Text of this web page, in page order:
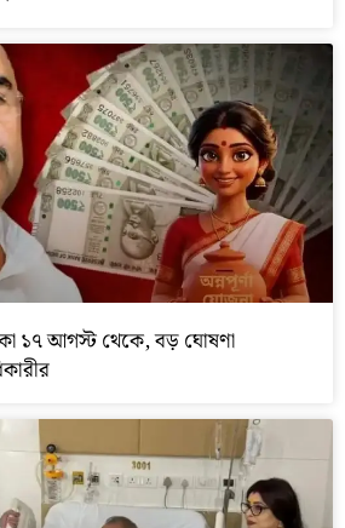
১৭ আগস্ট থেকে, বড় ঘোষণা